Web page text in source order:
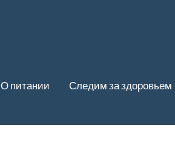
О питании Следим за здоровьем